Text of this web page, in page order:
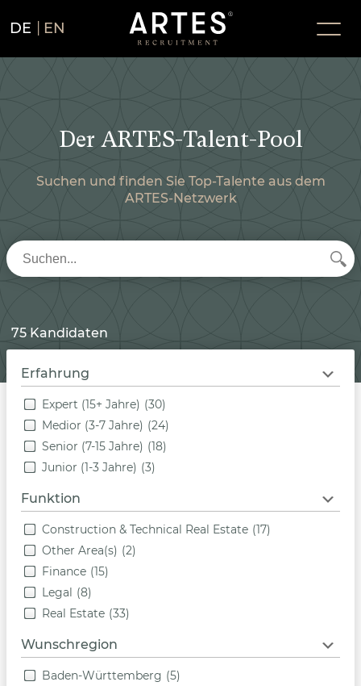
DE EN
Der ARTES-Talent-Pool
Suchen und finden Sie Top-Talente aus dem
ARTES-Netzwerk
75 Kandidaten
Erfahrung
Expert (15+ Jahre) (30)
Medior (3-7 Jahre) (24)
Senior (7-15 Jahre) (18)
Junior (1-3 Jahre) (3)
Funktion
Construction & Technical Real Estate (17)
Other Area(s) (2)
Finance (15)
Legal (8)
Real Estate (33)
Wunschregion
Baden-Württemberg (5)